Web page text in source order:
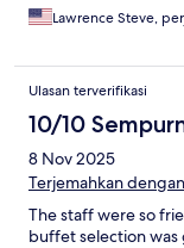
Lawrence Steve,
Ulasan terverifikasi
10/10
8 Nov 2025
Terjemahkan
The staff were so
buffet selection was